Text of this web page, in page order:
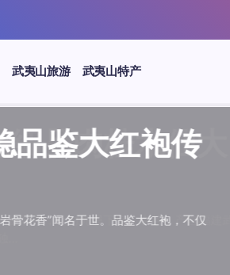
武夷山旅游 武夷山特产
品肉桂水仙大
岩茶，让时光慢下来。岩茶，产自福建武
…
品鉴大红袍传
“岩骨花香”闻名于世。品鉴大红袍，不仅
品鉴武夷水仙
汤水顺滑、底蕴绵长而备受茶客青睐。品
…
品鉴武夷肉桂
是其中翘楚。其名源于香叶似肉桂，更因
款经典岩茶对
岩韵”闻名于世。所谓岩韵，是茶叶在武夷
品鉴肉桂水仙
。肉桂、水仙、大红袍作为岩茶代表，其
…
品肉桂水仙大
岩茶，让时光慢下来。岩茶，产自福建武
…
品鉴大红袍传
骨花香”闻名于世。品鉴大红袍，不仅
鉴武夷水仙
滑、底蕴绵长而备受茶客青睐。品
鉴武夷肉桂
翘楚。其名源于香叶似肉桂，更因
经典岩茶对
名于世。所谓岩韵，是茶叶在武夷
鉴肉桂水仙
、水仙、大红袍作为岩茶代表，其
肉桂水仙大
让时光慢下来。岩茶，产自福建武
鉴大红袍传
香”闻名于世。品鉴大红袍，不仅
鉴武夷水仙
滑、底蕴绵长而备受茶客青睐。品
鉴武夷肉桂
翘楚。其名源于香叶似肉桂，更因
经典岩茶对
名于世。所谓岩韵，是茶叶在武夷
鉴肉桂水仙
、水仙、大红袍作为岩茶代表，其